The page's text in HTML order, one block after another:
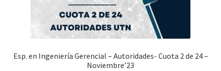
Esp. en Ingeniería Gerencial – Autoridades- Cuota 2 de 24 –
Noviembre’23